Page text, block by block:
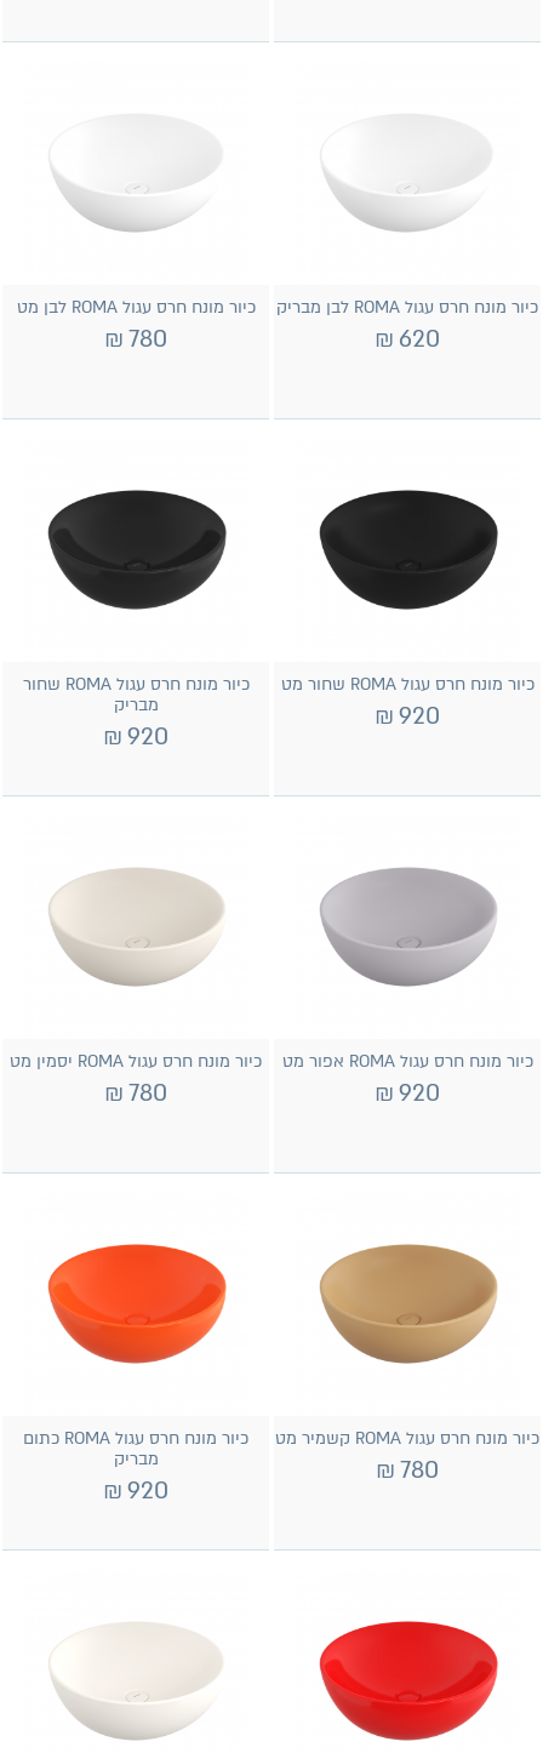
כיור מונח חרס עגול ROMA לבן מבריק
620
₪
כיור מונח חרס עגול ROMA לבן מט
780
₪
כיור מונח חרס עגול ROMA שחור מט
920
₪
כיור מונח חרס עגול ROMA שחור
מבריק
920
₪
כיור מונח חרס עגול ROMA אפור מט
920
₪
כיור מונח חרס עגול ROMA יסמין מט
780
₪
כיור מונח חרס עגול ROMA קשמיר מט
780
₪
כיור מונח חרס עגול ROMA כתום
מבריק
920
₪